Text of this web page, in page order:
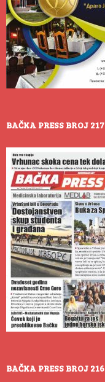
BAČKA PRESS BROJ 217
BAČKA PRESS BROJ 216